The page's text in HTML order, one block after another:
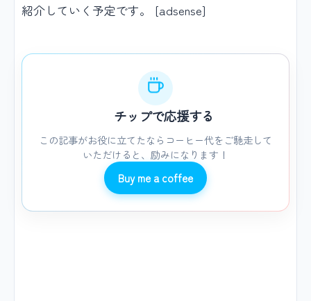
紹介していく予定です。 [adsense]
チップで応援する
この記事がお役に立てたならコーヒー代をご馳走して
いただけると、励みになります！
Buy me a coffee